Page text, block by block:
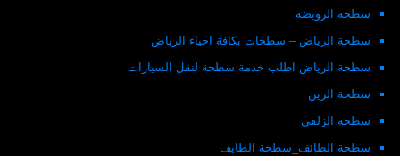
سطحة الرويضة
سطحة الرياض – سطحات بكافة احياء الرياض
سطحة الرياض اطلب خدمة سطحة لنقل السيارات
سطحة الرين
سطحة الزلفي
سطحة الطائف_سطحة الطايف